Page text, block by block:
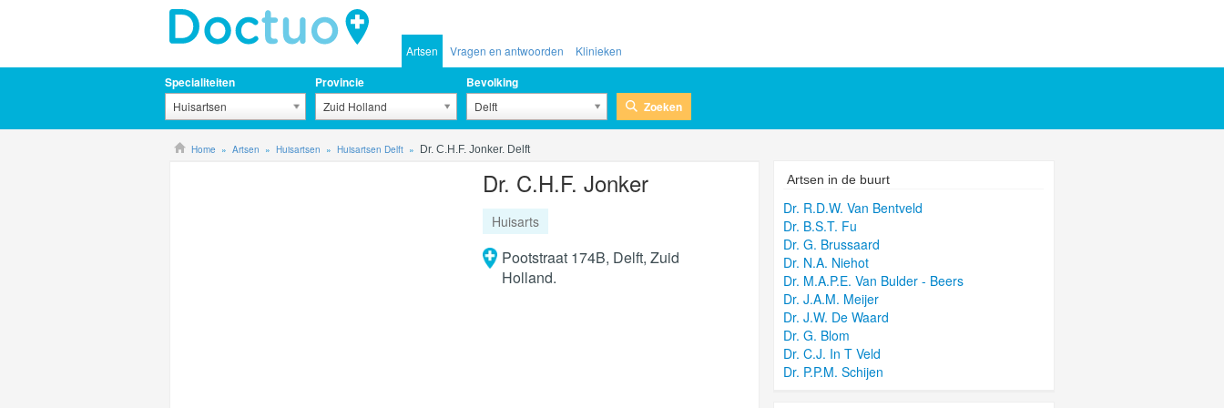
Artsen Vragen en antwoorden Klinieken
Specialiteiten
Huisartsen
Provincie
Zuid Holland
Bevolking
Delft Zoeken
Home Artsen Huisartsen Huisartsen Delft Dr. C.H.F. Jonker. Delft
Dr. C.H.F. Jonker
Huisarts
Pootstraat 174B, Delft, Zuid
Holland.
Artsen in de buurt
Dr. R.D.W. Van Bentveld
Dr. B.S.T. Fu
Dr. G. Brussaard
Dr. N.A. Niehot
Dr. M.A.P.E. Van Bulder - Beers
Dr. J.A.M. Meijer
Dr. J.W. De Waard
Dr. G. Blom
Dr. C.J. In T Veld
Dr. P.P.M. Schijen